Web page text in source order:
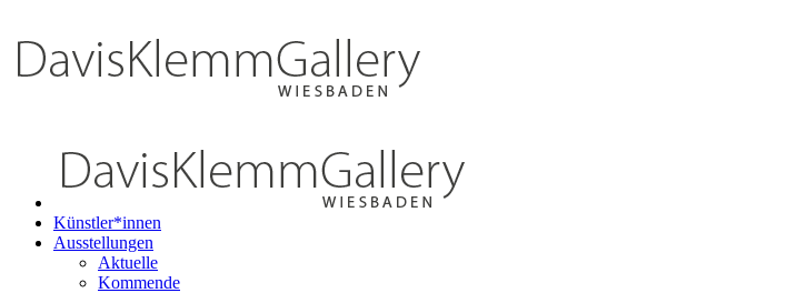
Künstler*innen
Ausstellungen
Aktuelle
Kommende